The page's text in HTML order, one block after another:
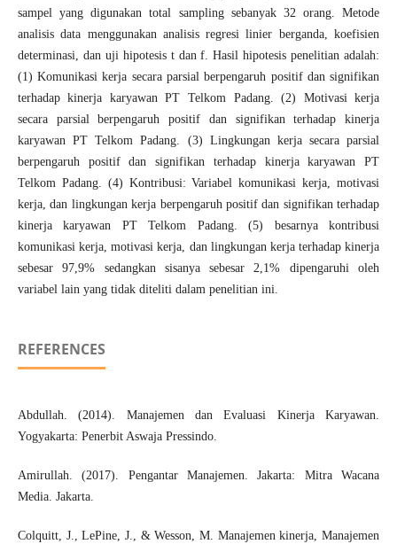
sampel yang digunakan total sampling sebanyak 32 orang. Metode
analisis data menggunakan analisis regresi linier berganda, koefisien
determinasi, dan uji hipotesis t dan f. Hasil hipotesis penelitian adalah:
(1) Komunikasi kerja secara parsial berpengaruh positif dan signifikan
terhadap kinerja karyawan PT Telkom Padang. (2) Motivasi kerja
secara parsial berpengaruh positif dan signifikan terhadap kinerja
karyawan PT Telkom Padang. (3) Lingkungan kerja secara parsial
berpengaruh positif dan signifikan terhadap kinerja karyawan PT
Telkom Padang. (4) Kontribusi: Variabel komunikasi kerja, motivasi
kerja, dan lingkungan kerja berpengaruh positif dan signifikan terhadap
kinerja karyawan PT Telkom Padang. (5) besarnya kontribusi
komunikasi kerja, motivasi kerja, dan lingkungan kerja terhadap kinerja
sebesar 97,9% sedangkan sisanya sebesar 2,1% dipengaruhi oleh
variabel lain yang tidak diteliti dalam penelitian ini.
REFERENCES
Abdullah. (2014). Manajemen dan Evaluasi Kinerja Karyawan.
Yogyakarta: Penerbit Aswaja Pressindo.
Amirullah. (2017). Pengantar Manajemen. Jakarta: Mitra Wacana
Media. Jakarta.
Colquitt, J., LePine, J., & Wesson, M. Manajemen kinerja, Manajemen